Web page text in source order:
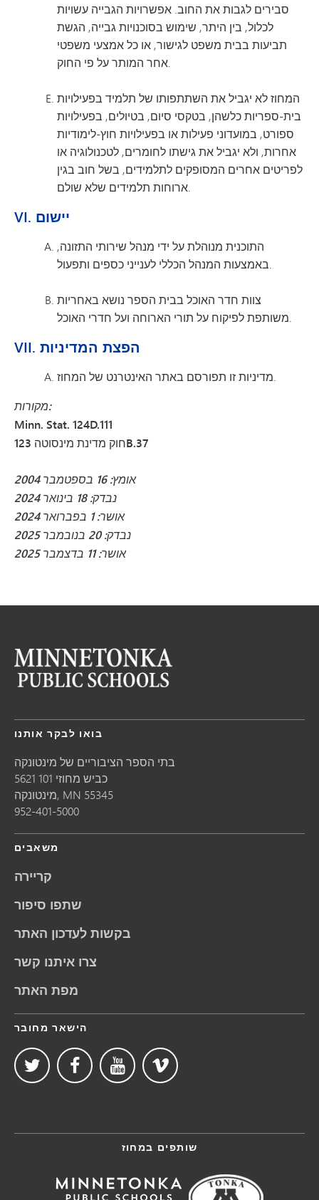
סבירים לגבות את החוב. אפשרויות הגבייה עשויות
לכלול, בין היתר, שימוש בסוכנויות גבייה, הגשת
תביעות בבית משפט לגישור, או כל אמצעי משפטי
אחר המותר על פי החוק.
המחוז לא יגביל את השתתפותו של תלמיד בפעילויות
בית-ספריות כלשהן, בטקסי סיום, בטיולים, בפעילויות
ספורט, במועדוני פעילות או בפעילויות חוץ-לימודיות
אחרות, ולא יגביל את גישתו לחומרים, לטכנולוגיה או
לפריטים אחרים המסופקים לתלמידים, בשל חוב בגין
ארוחות תלמידים שלא שולם.
VI. יישום
התוכנית מנוהלת על ידי מנהל שירותי התזונה,
באמצעות המנהל הכללי לענייני כספים ותפעול.
צוות חדר האוכל בבית הספר נושא באחריות
משותפת לפיקוח על תורי הארוחה ועל חדרי האוכל.
VII. הפצת המדיניות
מדיניות זו תפורסם באתר האינטרנט של המחוז.
מקורות:
Minn. Stat. 124D.111
חוק מדינת מינסוטה 123B.37
אומץ: 16 בספטמבר 2004
נבדק: 18 בינואר 2024
אושר: 1 בפברואר 2024
נבדק: 20 בנובמבר 2025
אושר: 11 בדצמבר 2025
בואו לבקר אותנו
בתי הספר הציבוריים של מינטונקה
5621 כביש מחוזי 101
מינטונקה, MN 55345
952-401-5000
משאבים
קריירה
שתפו סיפור
בקשות לעדכון האתר
צרו איתנו קשר
מפת האתר
הישאר מחובר
שותפים במחוז